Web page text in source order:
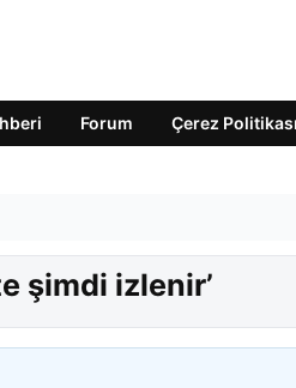
Forum Çerez Politikası
şimdi izlenir’